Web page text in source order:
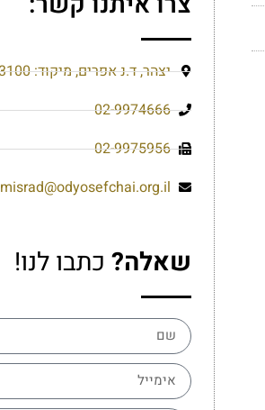
יצהר, ד.נ אפרים, מיקוד: 4483100
02-9974666
02-9975956
misrad@odyosefchai.org.il
שאלה? כתבו לנו!